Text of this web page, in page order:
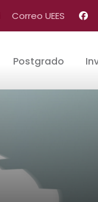
Correo UEES
Postgrado